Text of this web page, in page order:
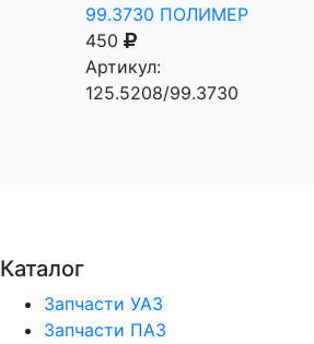
99.3730 ПОЛИМЕР
450
Артикул:
125.5208/99.3730
Каталог
Запчасти УАЗ
Запчасти ПАЗ